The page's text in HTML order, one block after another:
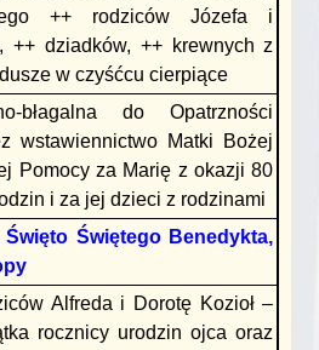
++ rodziców Józefa i
++ dziadków, ++ krewnych z
w czyśćcu cierpiące
błagalna do Opatrzności
wstawiennictwo Matki Bożej
Pomocy za Marię z okazji 80
i za jej dzieci z rodzinami
Święto Świętego Benedykta,
Alfreda i Dorotę Kozioł –
rocznicy urodzin ojca oraz